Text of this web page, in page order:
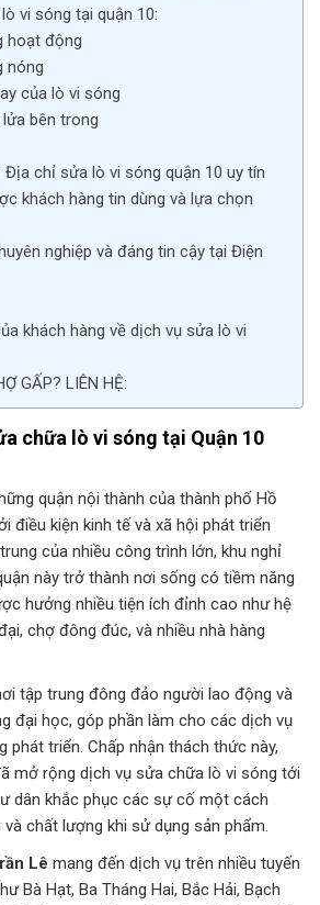
vi sóng tại quận 10:
hoạt động
nóng
của lò vi sóng
bên trong
Địa chỉ sửa lò vi sóng quận 10 uy tín
khách hàng tin dùng và lựa chọn
nghiệp và đáng tin cậy tại Điện
khách hàng về dịch vụ sửa lò vi
GẤP? LIÊN HỆ:
chữa lò vi sóng tại Quận 10
quận nội thành của thành phố Hồ
điều kiện kinh tế và xã hội phát triển
của nhiều công trình lớn, khu nghỉ
này trở thành nơi sống có tiềm năng
hưởng nhiều tiện ích đỉnh cao như hệ
chợ đông đúc, và nhiều nhà hàng
tập trung đông đảo người lao động và
đại học, góp phần làm cho các dịch vụ
phát triển. Chấp nhận thách thức này,
mở rộng dịch vụ sửa chữa lò vi sóng tới
dân khắc phục các sự cố một cách
chất lượng khi sử dụng sản phẩm.
Lê mang đến dịch vụ trên nhiều tuyến
Bà Hạt, Ba Tháng Hai, Bắc Hải, Bạch